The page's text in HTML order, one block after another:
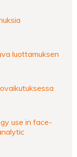
luottamuksen
use in face-